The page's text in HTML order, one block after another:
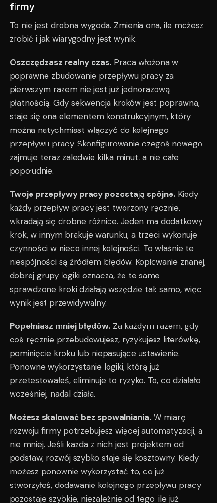
firmy
To nie jest drobna wygoda. Zmienia ona, ile możesz
zrobić i jak wiarygodny jest wynik.
Oszczędzasz realny czas. Praca włożona w
poprawne zbudowanie przepływu pracy za
pierwszym razem nie jest już jednorazową
płatnością. Gdy sekwencja kroków jest poprawna,
staje się ona elementem konstrukcyjnym, który
można natychmiast włączyć do kolejnego
przepływu pracy. Skonfigurowanie czegoś nowego
zajmuje teraz zaledwie kilka minut, a nie całe
popołudnie.
Twoje przepływy pracy pozostają spójne. Kiedy
każdy przepływ pracy jest tworzony ręcznie,
wkradają się drobne różnice. Jeden ma dodatkowy
krok, w innym brakuje warunku, a trzeci wykonuje
czynności w nieco innej kolejności. To właśnie te
niespójności są źródłem błędów. Kopiowanie znanej,
dobrej grupy logiki oznacza, że te same
sprawdzone kroki działają wszędzie tak samo, więc
wynik jest przewidywalny.
Popełniasz mniej błędów. Za każdym razem, gdy
coś ręcznie przebudowujesz, ryzykujesz literówkę,
pominięcie kroku lub niepasujące ustawienie.
Ponowne wykorzystanie logiki, którą już
przetestowałeś, eliminuje to ryzyko. To, co działało
wcześniej, nadal działa.
Możesz skalować bez spowalniania. W miarę
rozwoju firmy potrzebujesz więcej automatyzacji, a
nie mniej. Jeśli każda z nich jest projektem od
podstaw, rozwój szybko staje się kosztowny. Kiedy
możesz ponownie wykorzystać to, co już
stworzyłeś, dodawanie kolejnego przepływu pracy
pozostaje szybkie, niezależnie od tego, ile już